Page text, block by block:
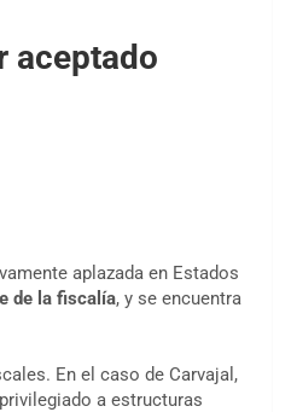
aceptado
aplazada en Estados
de la fiscalía, y se encuentra
En el caso de Carvajal,
a estructuras